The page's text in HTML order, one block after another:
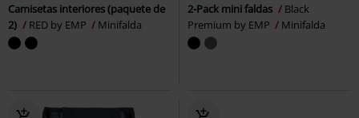
Camisetas interiores (paquete de
2)
RED by EMP Minifalda
2-Pack mini faldas
Black
Premium by EMP
Minifalda